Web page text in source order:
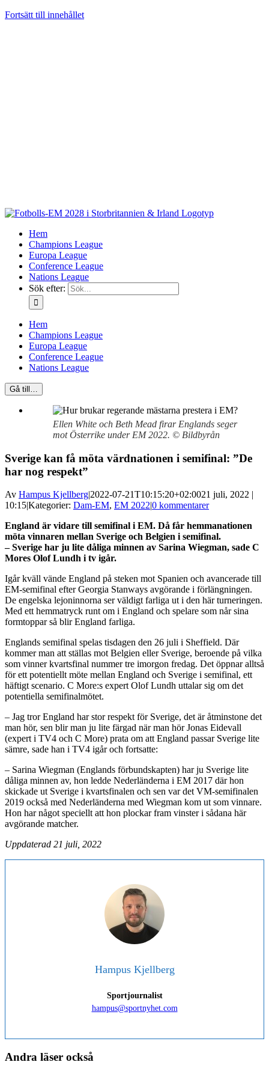
Fortsätt till innehållet
Hem
Champions League
Europa League
Conference League
Nations League
Sök efter:
Hem
Champions League
Europa League
Conference League
Nations League
Gå till…
Ellen White och Beth Mead firar Englands seger
mot Österrike under EM 2022. © Bildbyrån
Sverige kan få möta värdnationen i semifinal: ”De
har nog respekt”
Av Hampus Kjellberg|2022-07-21T10:15:20+02:0021 juli, 2022 |
10:15|Kategorier: Dam-EM, EM 2022|0 kommentarer
England är vidare till semifinal i EM. Då får hemmanationen
möta vinnaren mellan Sverige och Belgien i semifinal.
– Sverige har ju lite dåliga minnen av Sarina Wiegman, sade C
Mores Olof Lundh i tv igår.
Igår kväll vände England på steken mot Spanien och avancerade till
EM-semifinal efter Georgia Stanways avgörande i förlängningen.
De engelska lejoninnorna ser väldigt farliga ut i den här turneringen.
Med ett hemmatryck runt om i England och spelare som når sina
formtoppar så blir England farliga.
Englands semifinal spelas tisdagen den 26 juli i Sheffield. Där
kommer man att ställas mot Belgien eller Sverige, beroende på vilka
som vinner kvartsfinal nummer tre imorgon fredag. Det öppnar alltså
för ett potentiellt möte mellan England och Sverige i semifinal, ett
häftigt scenario. C More:s expert Olof Lundh uttalar sig om det
potentiella semifinalmötet.
– Jag tror England har stor respekt för Sverige, det är åtminstone det
man hör, sen blir man ju lite färgad när man hör Jonas Eidevall
(expert i TV4 och C More) prata om att England passar Sverige lite
sämre, sade han i TV4 igår och fortsatte:
– Sarina Wiegman (Englands förbundskapten) har ju Sverige lite
dåliga minnen av, hon ledde Nederländerna i EM 2017 där hon
skickade ut Sverige i kvartsfinalen och sen var det VM-semifinalen
2019 också med Nederländerna med Wiegman kom ut som vinnare.
Hon har något speciellt att hon plockar fram vinster i sådana här
avgörande matcher.
Uppdaterad 21 juli, 2022
Hampus Kjellberg
Sportjournalist
hampus@sportnyhet.com
Andra läser också